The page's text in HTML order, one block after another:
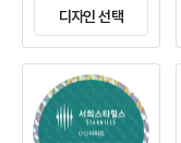
디자인 선택